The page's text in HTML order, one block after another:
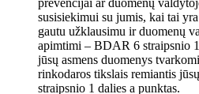
prevencijai ar duomenų
susisiekimui su jumis, kai tai
gautu užklausimu ir duomenų
apimtimi – BDAR 6 straipsnio
jūsų asmens duomenys
rinkodaros tikslais remiantis
straipsnio 1 dalies a punktas.